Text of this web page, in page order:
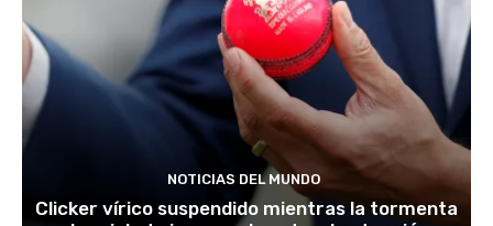
NOTICIAS DEL MUNDO
Clicker vírico suspendido mientras la tormenta